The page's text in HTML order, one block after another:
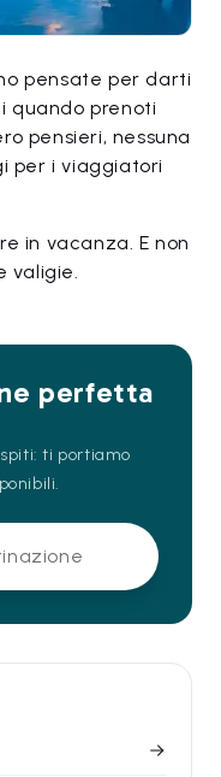
pensate per darti
quando prenoti
pensieri, nessuna
per i viaggiatori
in vacanza. E non
valigie.
perfetta
ti portiamo